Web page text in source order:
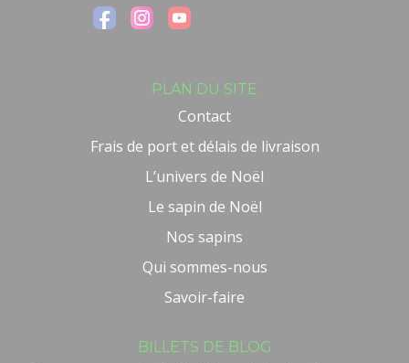
PLAN DU SITE
Contact
Frais de port et délais de livraison
L’univers de Noël
Le sapin de Noël
Nos sapins
Qui sommes-nous
Savoir-faire
BILLETS DE BLOG